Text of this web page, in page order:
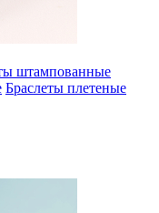
штампованные
Браслеты плетеные